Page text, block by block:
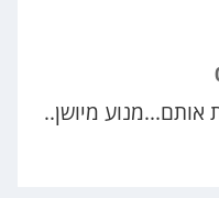
מיושן..